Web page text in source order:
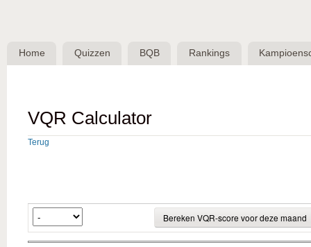
Belgische
QuizBond
Home Quizzen BQB Rankings
VQR Calculator
Terug